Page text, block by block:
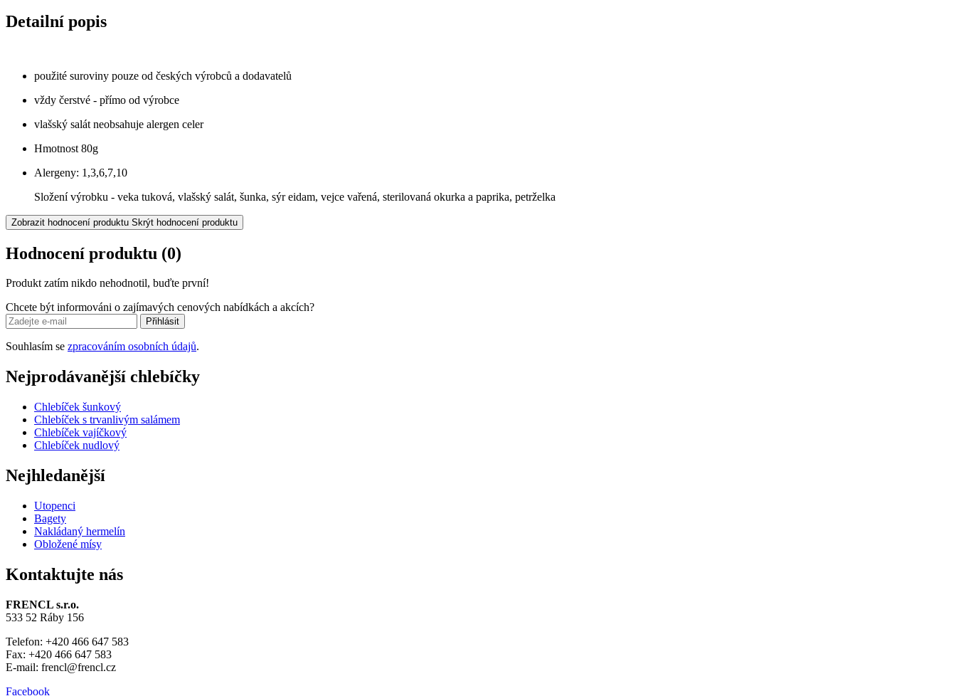
Detailní popis
použité suroviny pouze od českých výrobců a dodavatelů
vždy čerstvé - přímo od výrobce
vlašský salát neobsahuje alergen celer
Hmotnost 80g
Alergeny: 1,3,6,7,10
Složení výrobku - veka tuková, vlašský salát, šunka, sýr eidam, vejce vařená, sterilovaná okurka a paprika, petrželka
Zobrazit hodnocení produktu Skrýt hodnocení produktu
Hodnocení produktu (0)
Produkt zatím nikdo nehodnotil, buďte první!
Chcete být informováni o zajímavých cenových nabídkách a akcích?
Přihlásit
Souhlasím se zpracováním osobních údajů.
Nejprodávanější chlebíčky
Chlebíček šunkový
Chlebíček s trvanlivým salámem
Chlebíček vajíčkový
Chlebíček nudlový
Nejhledanější
Utopenci
Bagety
Nakládaný hermelín
Obložené mísy
Kontaktujte nás
FRENCL s.r.o.
533 52 Ráby 156
Telefon: +420 466 647 583
Fax: +420 466 647 583
E-mail: frencl@frencl.cz
Facebook